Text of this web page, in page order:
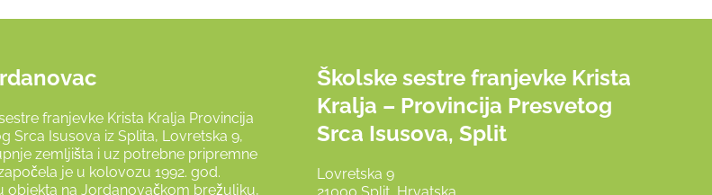
franjevke Krista Kralja Provincija
Srca Isusova iz Splita, Lovretska 9,
zemljišta i uz potrebne pripremne
je u kolovozu 1992. god.
objekta na Jordanovačkom brežuljku,
Školske sestre franjevke Krista
Kralja – Provincija Presvetog
Srca Isusova, Split
Lovretska 9
21000 Split, Hrvatska